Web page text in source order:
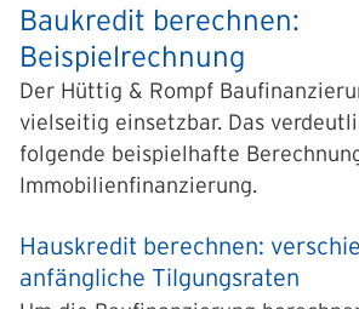
Baukredit berechnen:
Beispielrechnung
Der Hüttig & Rompf
vielseitig einsetzbar. Das
folgende beispielhafte
Immobilienfinanzierung.
Hauskredit berechnen:
anfängliche Tilgungsraten